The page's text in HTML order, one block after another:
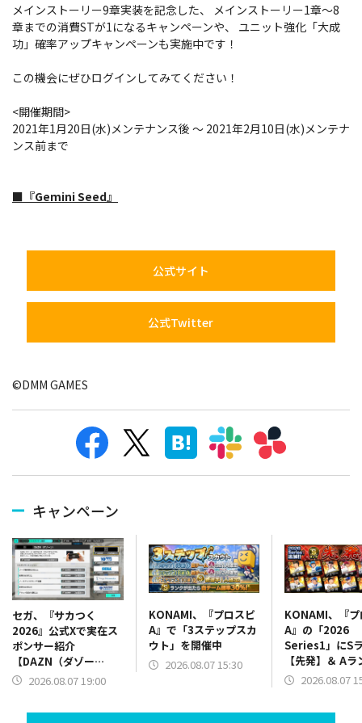
メインストーリー9章実装を記念した、 メインストーリー1章～8
章までの消費STが1になるキャンペーンや、 ユニット強化「大成
功」確率アップキャンペーンも実施中です！
この機会にぜひログインしてみてください！
<開催期間>
2021年1月20日(水)メンテナンス後 ～ 2021年2月10日(水)メンテナ
ンス前まで
■『Gemini Seed』
公式サイト
公式Twitter
©DMM GAMES
キャンペーン
セガ、『サカつく
2026』公式Xで実在ス
ポンサー紹介
【DAZN（ダゾー
ン）】篇をポスト
2026.08.07 19:00
KONAMI、『プロスピ
A』で「3ステップスカ
ウト」を開催中
2026.08.07 15:30
KONAMI、『
A』の「2026
Series1」にS
【先発】＆ Aラ
【野手】新登
2026.08.07